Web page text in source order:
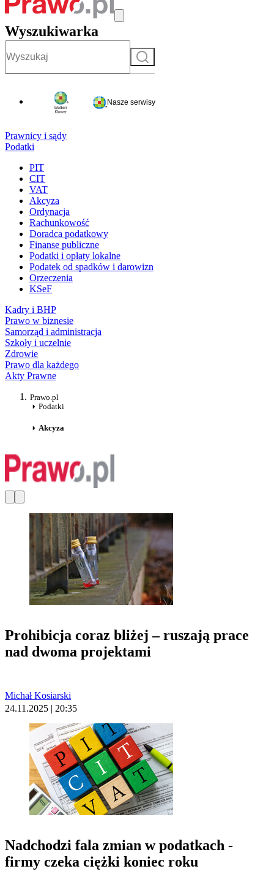
Wyszukiwarka
Szukaj
Nasze serwisy
Prawnicy i sądy
Podatki
PIT
CIT
VAT
Akcyza
Ordynacja
Rachunkowość
Doradca podatkowy
Finanse publiczne
Podatki i opłaty lokalne
Podatek od spadków i darowizn
Orzeczenia
KSeF
Kadry i BHP
Prawo w biznesie
Samorząd i administracja
Szkoły i uczelnie
Zdrowie
Prawo dla każdego
Akty Prawne
Prawo.pl
Podatki
Akcyza
Prohibicja coraz bliżej – ruszają prace
nad dwoma projektami
Michał Kosiarski
24.11.2025 | 20:35
Nadchodzi fala zmian w podatkach -
firmy czeka ciężki koniec roku